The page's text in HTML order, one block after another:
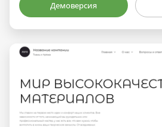
Демоверсия